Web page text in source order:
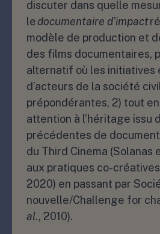
discuter dans quelle
ledocumentaire d’impact
modèle de production et
des films documentaires,
alternatif où les initiatives
d’acteurs de la société
prépondérantes, 2) tout
attention à l’héritage issu
précédentes de
du Third Cinema (Solanas
aux pratiques co-
2020) en passant par
nouvelle/Challenge for
al., 2010).